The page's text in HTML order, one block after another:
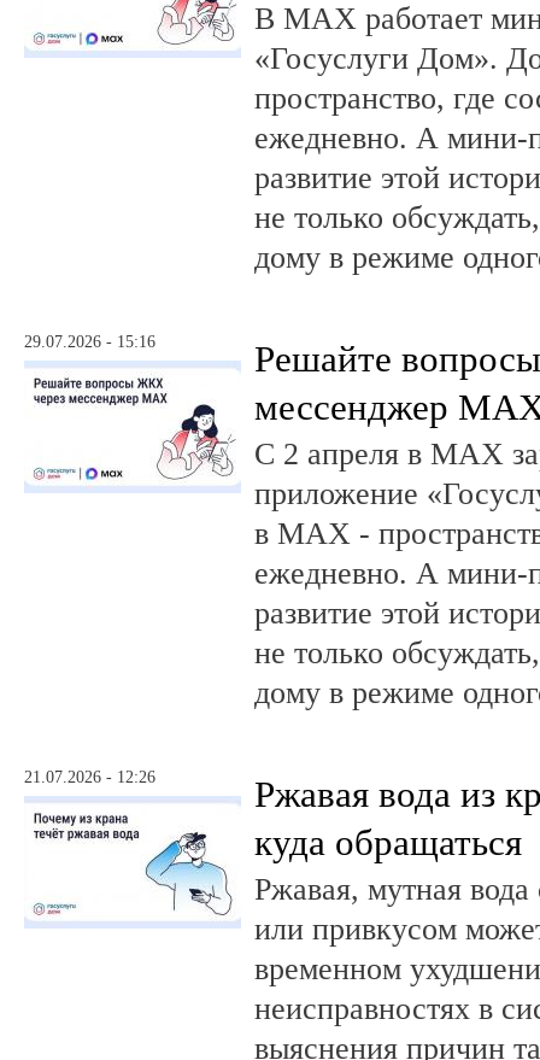
В MAX работает
«Госуслуги Дом».
пространство, где
ежедневно. А мини-
развитие этой
не только
дому в режиме
29.07.2026 - 15:16
Решайте
мессенджер
С 2 апреля в MAX
приложение
в MAX -
ежедневно. А мини-
развитие этой
не только
дому в режиме
21.07.2026 - 12:26
Ржавая вода из
куда обращаться
Ржавая, мутная
или привкусом
временном
неисправностях в
выяснения причин